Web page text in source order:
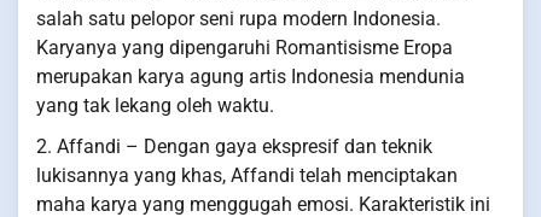
salah satu pelopor seni rupa modern Indonesia.
Karyanya yang dipengaruhi Romantisisme Eropa
merupakan karya agung artis Indonesia mendunia
yang tak lekang oleh waktu.
2. Affandi – Dengan gaya ekspresif dan teknik
lukisannya yang khas, Affandi telah menciptakan
maha karya yang menggugah emosi. Karakteristik ini